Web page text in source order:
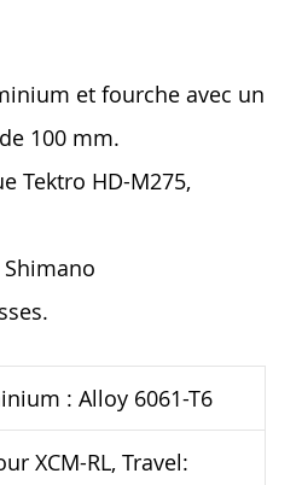
et fourche avec un
100 mm.
Tektro HD-M275,
: Alloy 6061-T6
XCM-RL, Travel: